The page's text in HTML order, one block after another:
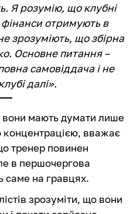
Я розумію, що клубні
фінанси отримують в
зрозуміють, що збірна
Основне питання –
самовіддача і не
далі».
вони мають думати лише
концентрацією, вважає
тренер повинен
в першочергова
саме на гравцях.
зрозуміти, що вони